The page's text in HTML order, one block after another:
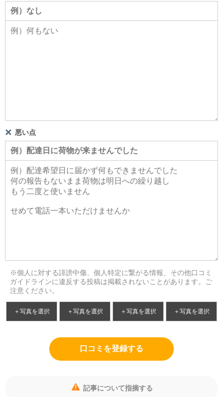
悪い点
※個人に対する誹謗中傷、個人特定に繋がる情報、その他口コミ
ガイドラインに違反する投稿は掲載されないことがあります。ご
注意ください。
＋写真を選択 ＋写真を選択 ＋写真を選択 ＋写真を選択
口コミを登録する
記事について指摘する